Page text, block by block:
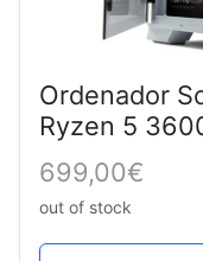
Ordenador
Ryzen 5
SSD / GTX
Pc Gaming
699,00€
out of stock